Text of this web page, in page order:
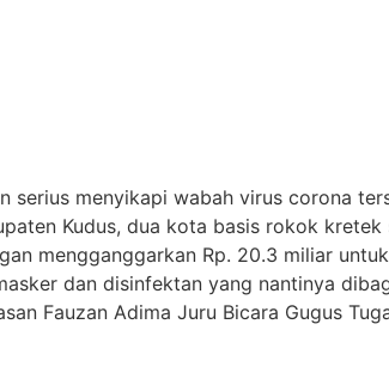
serius menyikapi wabah virus corona
Kudus, dua kota basis rokok
mengganggarkan Rp. 20.3 miliar
dan disinfektan yang nantinya
Fauzan Adima Juru Bicara Gugus